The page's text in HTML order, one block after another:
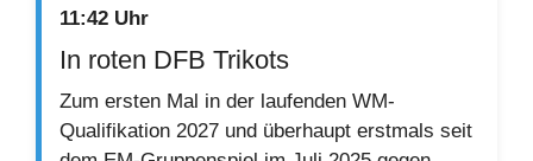
11:42 Uhr
In roten DFB Trikots
Zum ersten Mal in der laufenden WM-
Qualifikation 2027 und überhaupt erstmals seit